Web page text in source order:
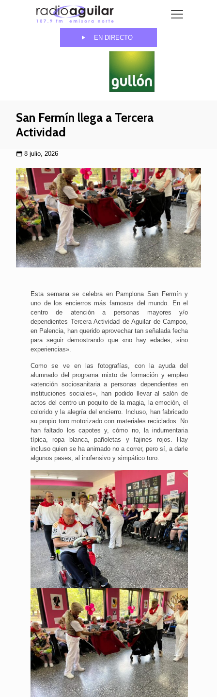
EN DIRECTO
San Fermín llega a Tercera
Actividad
8 julio, 2026
Esta semana se celebra en Pamplona San Fermín y
uno de los encierros más famosos del mundo. En el
centro de atención a personas mayores y/o
dependientes Tercera Actividad de Aguilar de Campoo,
en Palencia, han querido aprovechar tan señalada fecha
para seguir demostrando que «no hay edades, sino
experiencias».
Como se ve en las fotografías, con la ayuda del
alumnado del programa mixto de formación y empleo
«atención sociosanitaria a personas dependientes en
instituciones sociales», han podido llevar al salón de
actos del centro un poquito de la magia, la emoción, el
colorido y la alegría del encierro. Incluso, han fabricado
su propio toro motorizado con materiales reciclados. No
han faltado los capotes y, cómo no, la indumentaria
típica, ropa blanca, pañoletas y fajines rojos. Hay
incluso quien se ha animado no a correr, pero sí, a darle
algunos pases, al inofensivo y simpático toro.